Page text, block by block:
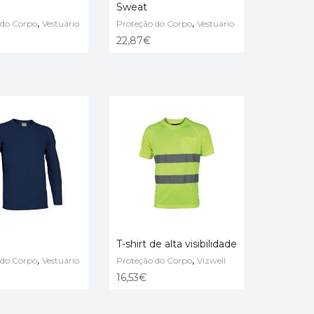
Corpo, Vestuário
SELECT OPTIONS
Sweat
Proteção do Corpo,Vestuário
22,87€
Corpo, Vestuário
SELECT OPTIONS
T-shirt de alta visibilidade
Proteção do Corpo,Vizwell
16,53€